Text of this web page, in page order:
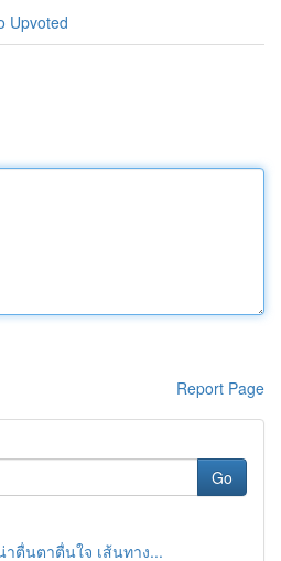
Upvoted
Report Page
Go
ตื่นตาตื่นใจ เส้นทาง...